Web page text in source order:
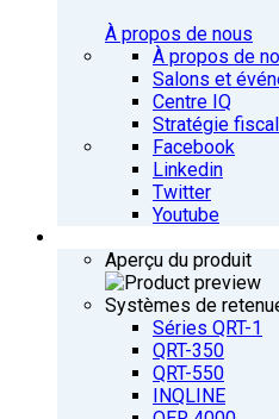
À propos de nous
À propos de
Salons et
Centre IQ
Stratégie
Facebook
Linkedin
Twitter
Youtube
Aperçu du produit
Systèmes de
Séries QRT-1
QRT-350
QRT-550
INQLINE